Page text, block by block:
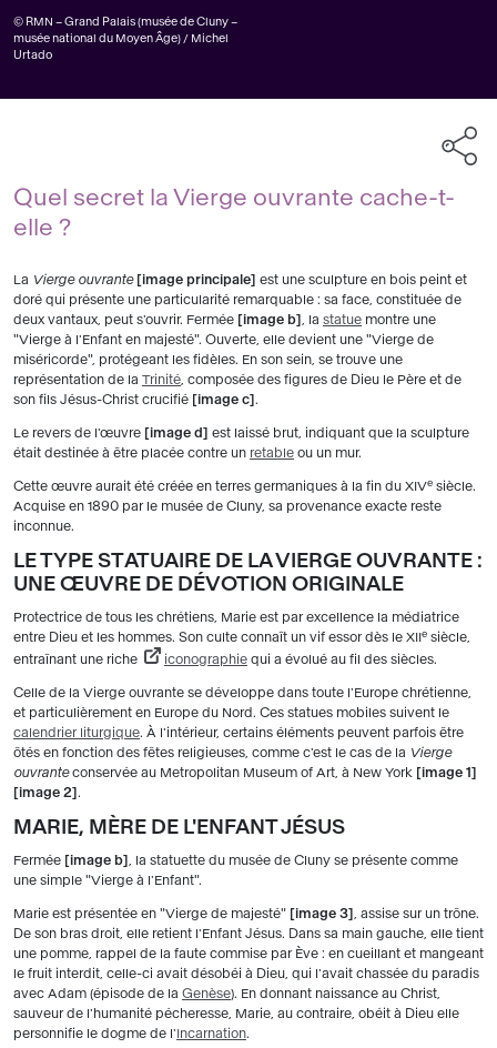
© RMN – Grand Palais (musée de Cluny –
musée national du Moyen Âge) / Michel
Urtado
Quel secret la Vierge ouvrante cache-t-
elle ?
La Vierge ouvrante image principale
est une sculpture en bois peint et
doré qui présente une particularité remarquable : sa face, constituée de
deux vantaux, peut s'ouvrir. Fermée
image b , la statue montre une
"Vierge à l'Enfant en majesté". Ouverte, elle devient une "Vierge de
miséricorde", protégeant les fidèles. En son sein, se trouve une
représentation de la Trinité , composée des figures de Dieu le Père et de
son fils Jésus-Christ crucifié
image c .
Le revers de l'œuvre image d
est laissé brut, indiquant que la sculpture
était destinée à être placée contre un retable ou un mur.
Cette œuvre aurait été créée en terres germaniques à la fin du XIVe siècle.
Acquise en 1890 par le musée de Cluny, sa provenance exacte reste
inconnue.
LE TYPE STATUAIRE DE LA VIERGE OUVRANTE :
UNE ŒUVRE DE DÉVOTION ORIGINALE
Protectrice de tous les chrétiens, Marie est par excellence la médiatrice
entre Dieu et les hommes. Son culte connaît un vif essor dès le XII e siècle,
entraînant une riche
iconographie qui a évolué au fil des siècles.
Celle de la Vierge ouvrante se développe dans toute l'Europe chrétienne,
et particulièrement en Europe du Nord. Ces statues mobiles suivent le
calendrier liturgique. À l'intérieur, certains éléments peuvent parfois être
ôtés en fonction des fêtes religieuses, comme c'est le cas de la Vierge
ouvranteconservée au Metropolitan Museum of Art, à New York
image 1
image 2 .
MARIE, MÈRE DE L'ENFANT JÉSUS
Fermée image b
, la statuette du musée de Cluny se présente comme
une simple "Vierge à l'Enfant".
Marie est présentée en "Vierge de majesté" image 3
, assise sur un trône.
De son bras droit, elle retient l'Enfant Jésus. Dans sa main gauche, elle tient
une pomme, rappel de la faute commise par Ève : en cueillant et mangeant
le fruit interdit, celle-ci avait désobéi à Dieu, qui l'avait chassée du paradis
avec Adam (épisode de la Genèse). En donnant naissance au Christ,
sauveur de l'humanité pécheresse, Marie, au contraire, obéit à Dieu elle
personnifie le dogme de l' Incarnation.